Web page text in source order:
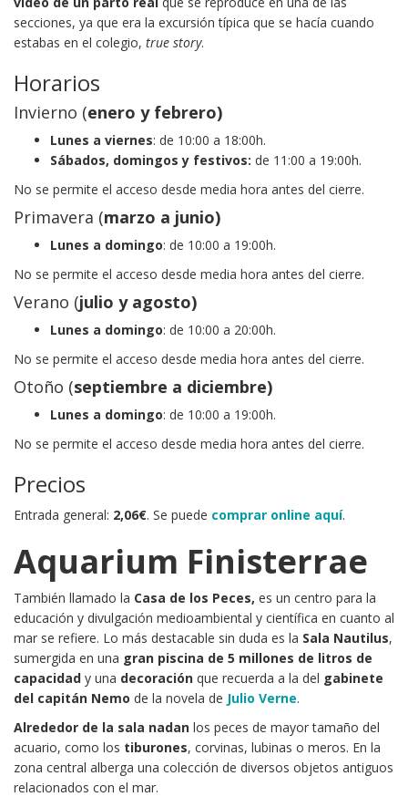
secciones, ya que era la excursión típica que se hacía cuando
estabas en el colegio, true story.
Horarios
Invierno (enero y febrero)
Lunes a viernes: de 10:00 a 18:00h.
Sábados, domingos y festivos: de 11:00 a 19:00h.
No se permite el acceso desde media hora antes del cierre.
Primavera (marzo a junio)
Lunes a domingo: de 10:00 a 19:00h.
No se permite el acceso desde media hora antes del cierre.
Verano (julio y agosto)
Lunes a domingo: de 10:00 a 20:00h.
No se permite el acceso desde media hora antes del cierre.
Otoño (septiembre a diciembre)
Lunes a domingo: de 10:00 a 19:00h.
No se permite el acceso desde media hora antes del cierre.
Precios
Entrada general: 2,06€. Se puede comprar online aquí.
Aquarium Finisterrae
También llamado la Casa de los Peces, es un centro para la
educación y divulgación medioambiental y científica en cuanto al
mar se refiere. Lo más destacable sin duda es la Sala Nautilus,
sumergida en una gran piscina de 5 millones de litros de
capacidad y una decoración que recuerda a la del gabinete
del capitán Nemo de la novela de Julio Verne.
Alrededor de la sala nadan los peces de mayor tamaño del
acuario, como los tiburones, corvinas, lubinas o meros. En la
zona central alberga una colección de diversos objetos antiguos
relacionados con el mar.